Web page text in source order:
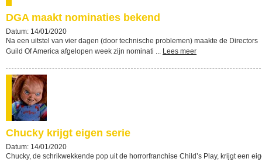
DGA maakt nominaties bekend
Datum: 14/01/2020
Na een uitstel van vier dagen (door technische problemen) maakte de Directors
Guild Of America afgelopen week zijn nominati ... Lees meer
Chucky krijgt eigen serie
Datum: 14/01/2020
Chucky, de schrikwekkende pop uit de horrorfranchise Child’s Play, krijgt een